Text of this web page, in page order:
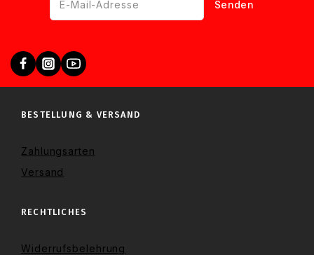
BESTELLUNG & VERSAND
Zahlungsarten
Versand
RECHTLICHES
Widerrufsbelehrung